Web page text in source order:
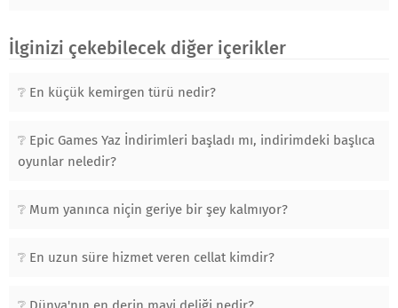
İlginizi çekebilecek diğer içerikler
En küçük kemirgen türü nedir?
Epic Games Yaz İndirimleri başladı mı, indirimdeki başlıca
oyunlar neledir?
Mum yanınca niçin geriye bir şey kalmıyor?
En uzun süre hizmet veren cellat kimdir?